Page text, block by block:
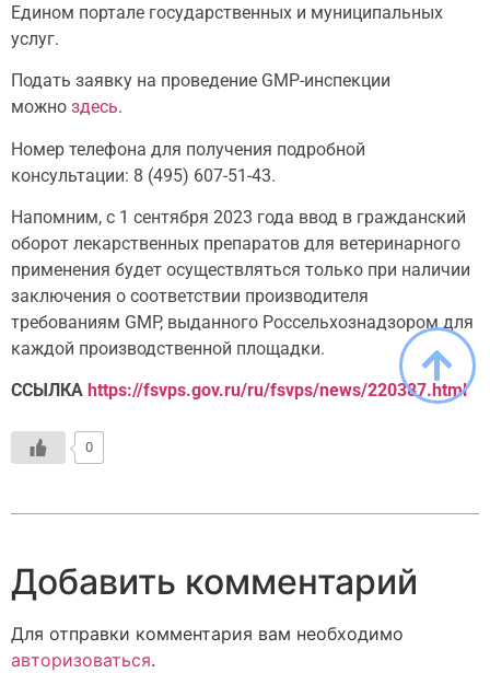
Едином портале государственных и муниципальных
услуг.
Подать заявку на проведение GMP-инспекции
можно здесь.
Номер телефона для получения подробной
консультации: 8 (495) 607-51-43.
Напомним, с 1 сентября 2023 года ввод в гражданский
оборот лекарственных препаратов для ветеринарного
применения будет осуществляться только при наличии
заключения о соответствии производителя
требованиям GMP, выданного Россельхознадзором для
каждой производственной площадки.
ССЫЛКА https://fsvps.gov.ru/ru/fsvps/news/220387.html
0
Добавить комментарий
Для отправки комментария вам необходимо
авторизоваться.